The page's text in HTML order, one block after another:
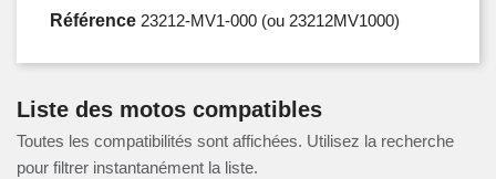
Référence 23212-MV1-000 (ou 23212MV1000)
Liste des motos compatibles
Toutes les compatibilités sont affichées. Utilisez la recherche
pour filtrer instantanément la liste.